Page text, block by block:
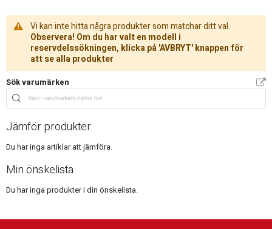
Vi kan inte hitta några produkter som matchar ditt val.
Observera! Om du har valt en modell i
reservdelssökningen, klicka på 'AVBRYT' knappen för
att se alla produkter
Sök varumärken
Jämför produkter
Du har inga artiklar att jämföra.
Min önskelista
Du har inga produkter i din önskelista.